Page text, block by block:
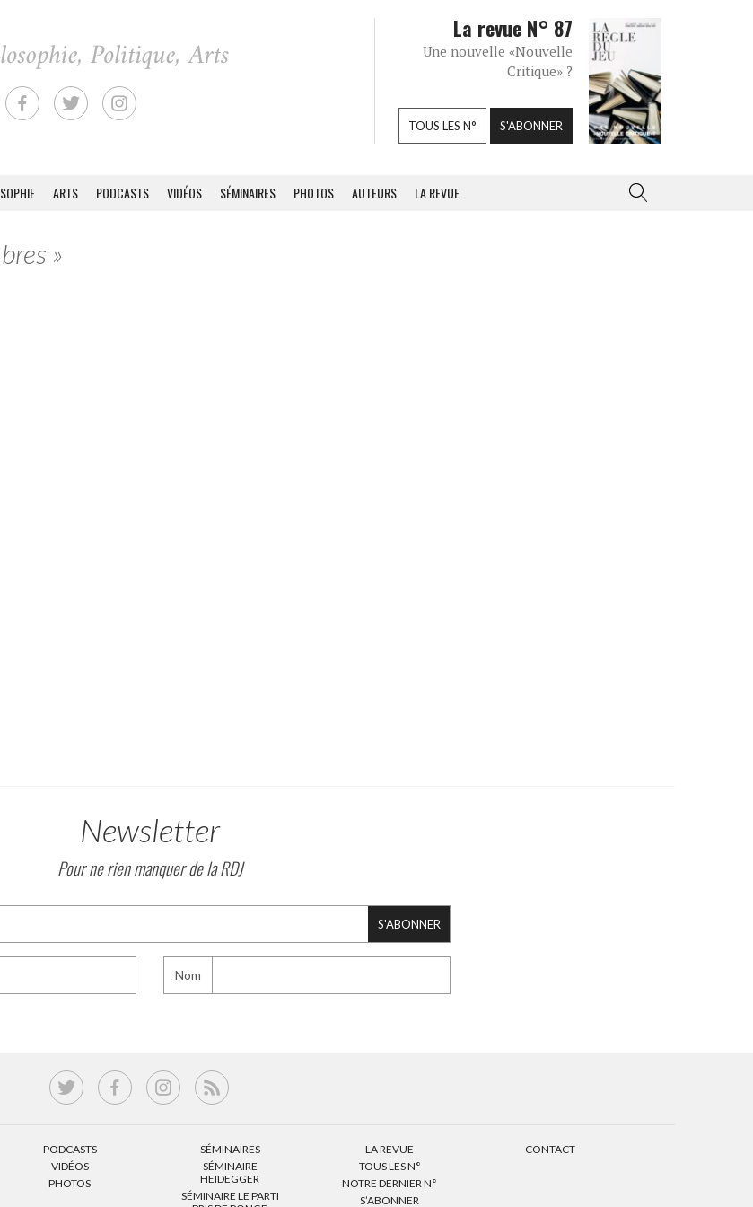
La revue N° 87
Une nouvelle «Nouvelle
Critique» ?
TOUS LES N° S'ABONNER
ARTS PODCASTS VIDÉOS SÉMINAIRES PHOTOS AUTEURS LA REVUE
»
Newsletter
Pour ne rien manquer de la RDJ
S'ABONNER
Nom
PODCASTS
VIDÉOS
PHOTOS
SÉMINAIRES
SÉMINAIRE
HEIDEGGER
SÉMINAIRE LE PARTI
LA REVUE
TOUS LES N°
NOTRE DERNIER N°
S’ABONNER
CONTACT